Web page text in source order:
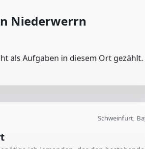
Niederwerrn
als Aufgaben in diesem Ort gezählt.
Schweinfurt,